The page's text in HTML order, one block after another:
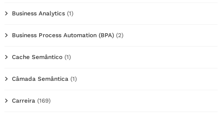
Business Analytics (1)
Business Process Automation (BPA) (2)
Cache Semântico (1)
Câmada Semântica (1)
Carreira (169)